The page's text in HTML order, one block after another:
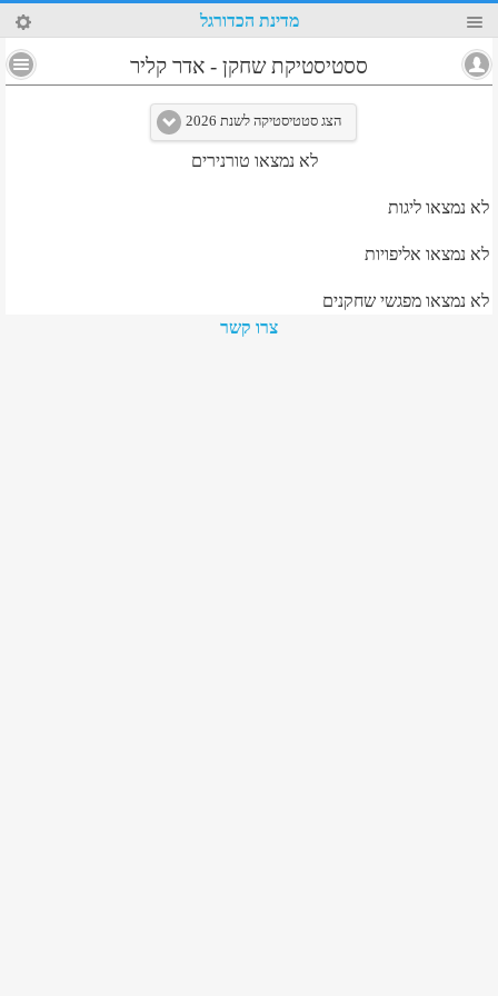
85 מדינת הכדורגל
ססטיסטיקת שחקן - אדר קליר
הצג סטטיסטיקה לשנת 2026
לא נמצאו טורנירים
לא נמצאו ליגות
לא נמצאו אליפויות
לא נמצאו מפגשי שחקנים
צרו קשר
4